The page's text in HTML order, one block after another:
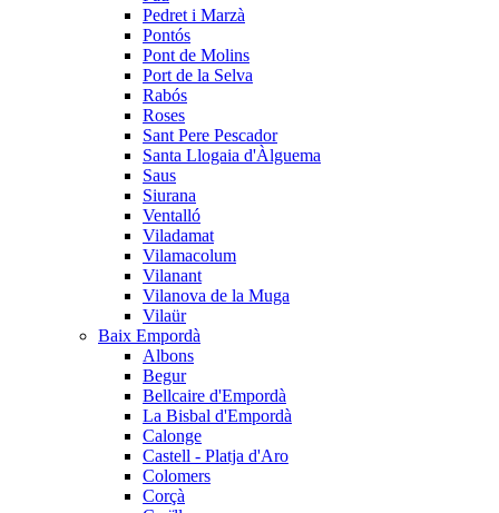
Pedret i Marzà
Pontós
Pont de Molins
Port de la Selva
Rabós
Roses
Sant Pere Pescador
Santa Llogaia d'Àlguema
Saus
Siurana
Ventalló
Viladamat
Vilamacolum
Vilanant
Vilanova de la Muga
Vilaür
Baix Empordà
Albons
Begur
Bellcaire d'Empordà
La Bisbal d'Empordà
Calonge
Castell - Platja d'Aro
Colomers
Corçà